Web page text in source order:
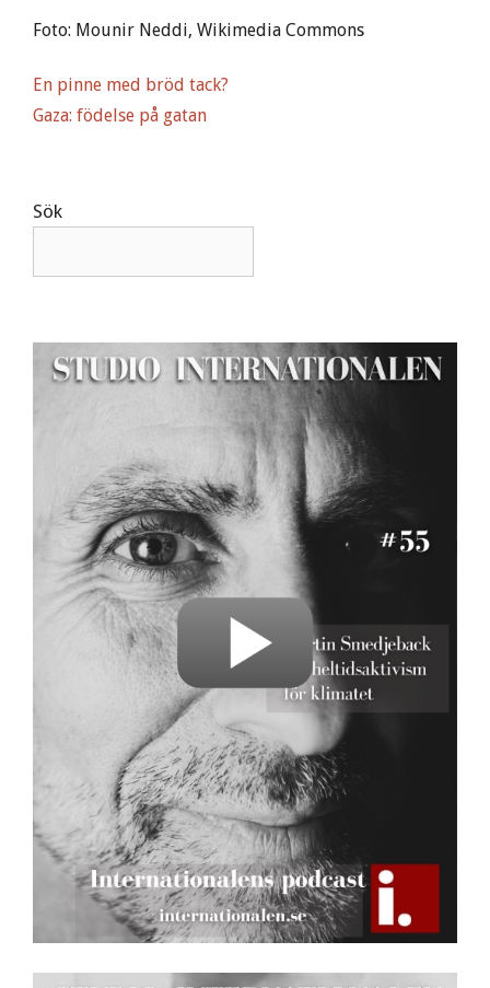
Foto: Mounir Neddi, Wikimedia Commons
En pinne med bröd tack?
Gaza: födelse på gatan
Sök